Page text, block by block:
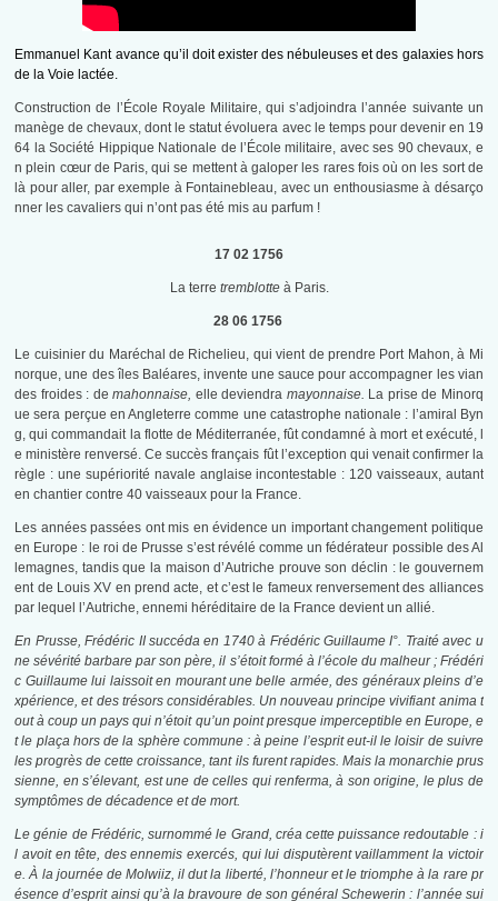
Emmanuel Kant avance qu’il doit exister des nébuleuses et des galaxies hors
de la Voie lactée.
Construction de l’École Royale Militaire, qui s’adjoindra l’année suivante un
manège de chevaux, dont le statut évoluera avec le temps pour devenir en 19
64 la Société Hippique Nationale de l’École militaire, avec ses 90 chevaux, e
n plein cœur de Paris, qui se mettent à galoper les rares fois où on les sort de
là pour aller, par exemple à Fontainebleau, avec un enthousiasme à désarço
nner les cavaliers qui n’ont pas été mis au parfum !
17 02 1756
La terre tremblotteà Paris.
28 06 1756
Le cuisinier du Maréchal de Richelieu, qui vient de prendre Port Mahon, à Mi
norque, une des îles Baléares, invente une sauce pour accompagner les vian
des froides : demahonnaise, elle deviendra mayonnaise. La prise de Minorq
ue sera perçue en Angleterre comme une catastrophe nationale : l’amiral Byn
g, qui commandait la flotte de Méditerranée, fût condamné à mort et exécuté, l
e ministère renversé. Ce succès français fût l’exception qui venait confirmer la
règle : une supériorité navale anglaise incontestable : 120 vaisseaux, autant
en chantier contre 40 vaisseaux pour la France.
Les années passées ont mis en évidence un important changement politique
en Europe : le roi de Prusse s’est révélé comme un fédérateur possible des Al
lemagnes, tandis que la maison d’Autriche prouve son déclin : le gouvernem
ent de Louis XV en prend acte, et c’est le fameux renversement des alliances
par lequel l’Autriche, ennemi héréditaire de la France devient un allié.
En Prusse, Frédéric II succéda en 1740 à Frédéric Guillaume I°. Traité avec u
ne sévérité barbare par sonpère, il s’étoit formé à l’école du malheur ; Frédéri
c Guillaume lui laissoit en mourant une belle armée, des généraux pleins d’e
xpérience, et des trésors considérables. Un nouveau principe vivifiant anima t
out à coup un pays qui n’étoit qu’un point presque imperceptible en Europe, e
tle plaça hors de la sphère commune : à peine l’esprit eut-ille loisir de suivre
les progrès de cette croissance, tant ils furent rapides. Mais la monarchie prus
sienne, en s’élevant, est une de celles qui renferma, à son origine, le plus de
symptômes de décadence et de mort.
Le génie de Frédéric, surnomméle Grand, créa cette puissance redoutable : i
l avoit en tête, des ennemis exercés, qui lui disputèrent vaillamment la victoir
e. À la journée de Molwiiz, il dut la liberté, l’honneur et le triomphe à la rare pr
ésence d’esprit ainsi qu’à la bravoure de son général Schewerin : l’année sui